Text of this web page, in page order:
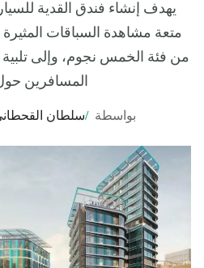
يهدف إنشاء فندق القدية
متعة مشاهدة السباقات المثيرة
من فئة الخمس نجوم، وإلى
المسافرين
بواسطة /سلطان